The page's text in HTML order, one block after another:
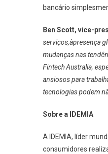
bancário
Ben Scott, vice-
serviços,àpresença
mudanças nas
Fintech Australia,
ansiosos para
tecnologias podem
Sobre a IDEMIA
A IDEMIA, líder
consumidores